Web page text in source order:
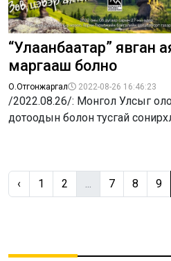
“Улаанбаатар” явган
маргааш болно
О.Отгонжаргал 2022-08-26 16:46:23
/2022.08.26/: Монгол Улсыг
дотоодын болон тусгай
‹ 1 2 ... 7 8 9